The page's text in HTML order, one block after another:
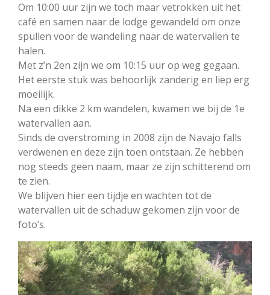
Om 10:00 uur zijn we toch maar vetrokken uit het
café en samen naar de lodge gewandeld om onze
spullen voor de wandeling naar de watervallen te
halen.
Met z’n 2en zijn we om 10:15 uur op weg gegaan.
Het eerste stuk was behoorlijk zanderig en liep erg
moeilijk.
Na een dikke 2 km wandelen, kwamen we bij de 1e
watervallen aan.
Sinds de overstroming in 2008 zijn de Navajo falls
verdwenen en deze zijn toen ontstaan. Ze hebben
nog steeds geen naam, maar ze zijn schitterend om
te zien.
We blijven hier een tijdje en wachten tot de
watervallen uit de schaduw gekomen zijn voor de
foto’s.